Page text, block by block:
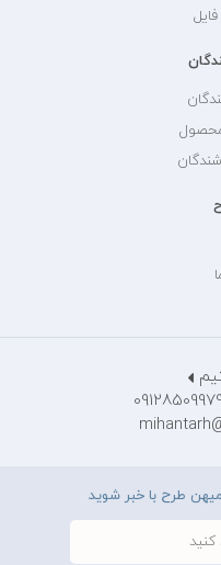
طرح با خبر شوید